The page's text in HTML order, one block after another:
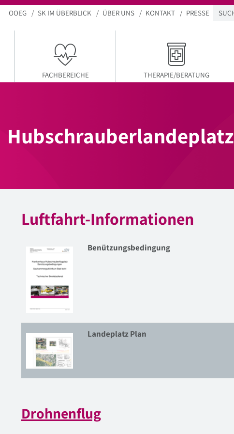
OOEG SK IM ÜBERBLICK ÜBER UNS KONTAKT PRESSE
FACHBEREICHE THERAPIE/BERATUNG
Hubschrauberlandeplatz
Luftfahrt-Informationen
Benützungsbedingung
Landeplatz Plan
Drohnenflug